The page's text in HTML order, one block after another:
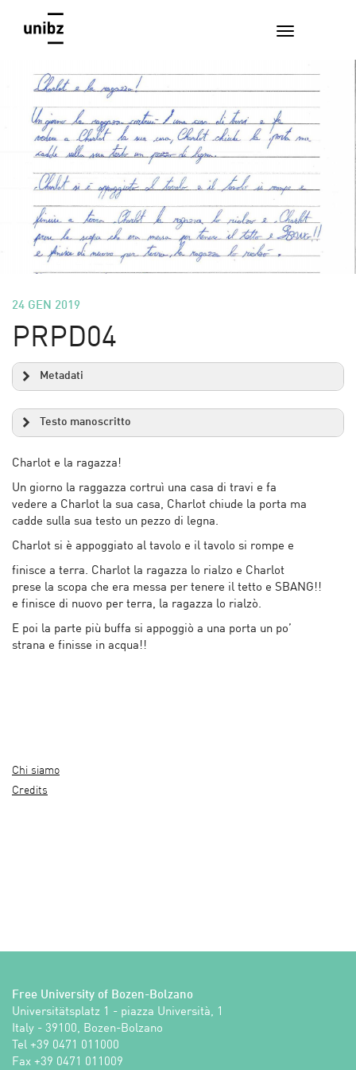
24 GEN 2019
PRPD04
Metadati
Testo manoscritto
Charlot e la ragazza!
Un giorno la raggazza cortruì una casa di travi e fa
vedere a Charlot la sua casa, Charlot chiude la porta ma
cadde sulla sua testo un pezzo di legna.
Charlot si è appoggiato al tavolo e il tavolo si rompe e
finisce a terra. Charlot la ragazza lo rialzo e Charlot
prese la scopa che era messa per tenere il tetto e SBANG!!
e finisce di nuovo per terra, la ragazza lo rialzò.
E poi la parte più buffa si appoggiò a una porta un po’
strana e finisse in acqua!!
Chi siamo
Credits
Free University of Bozen-Bolzano
Universitätsplatz 1 - piazza Università, 1
Italy - 39100, Bozen-Bolzano
Tel +39 0471 011000
Fax +39 0471 011009